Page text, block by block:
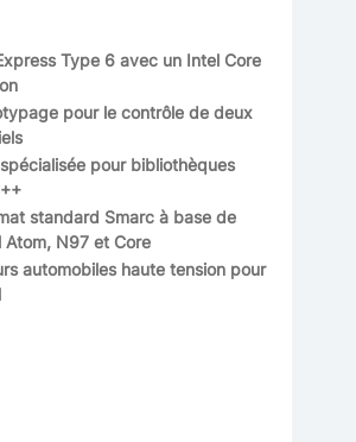
Type 6 avec un Intel Core
pour le contrôle de deux
pour bibliothèques
standard Smarc à base de
Atom, N97 et Core
automobiles haute tension pour